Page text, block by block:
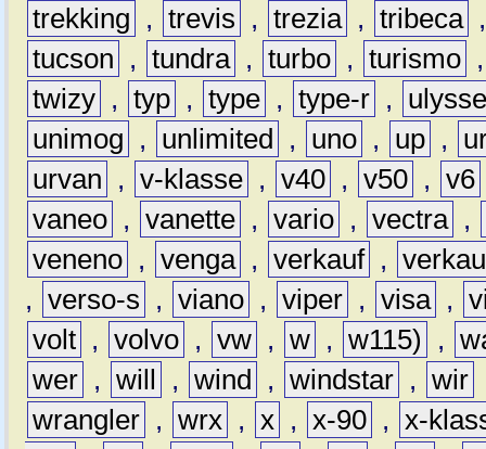
trekking
, trevis , trezia , tribeca
tucson
, tundra , turbo , turismo
twizy , typ , type , type-r ,
unimog
, unlimited , uno , up ,
urvan
, v-klasse , v40 , v50 , v6
vaneo , vanette , vario , vectra ,
veneno , venga , verkauf ,
, verso-s , viano , viper , visa ,
volt , volvo , vw , w , w115) ,
wer , will , wind , windstar , wir
wrangler , wrx , x , x-90 , x-